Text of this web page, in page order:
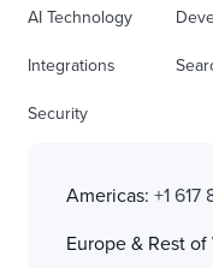
AI Technology
Integrations
Security
Americas: +1 617
Europe & Rest of